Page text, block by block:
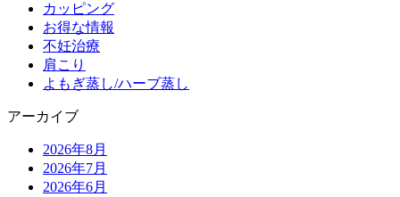
カッピング
お得な情報
不妊治療
肩こり
よもぎ蒸し/ハーブ蒸し
アーカイブ
2026年8月
2026年7月
2026年6月